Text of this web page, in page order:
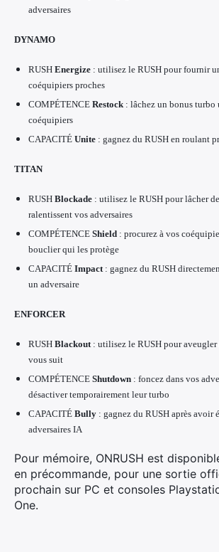
adversaires
DYNAMO
RUSH Energize : utilisez le RUSH pour fournir
coéquipiers proches
COMPÉTENCE Restock : lâchez un bonus
coéquipiers
CAPACITÉ Unite : gagnez du RUSH en roulant
TITAN
RUSH Blockade : utilisez le RUSH pour lâcher
ralentissent vos adversaires
COMPÉTENCE Shield : procurez à vos
bouclier qui les protège
CAPACITÉ Impact : gagnez du RUSH
un adversaire
ENFORCER
RUSH Blackout : utilisez le RUSH pour
vous suit
COMPÉTENCE Shutdown : foncez dans vos
désactiver temporairement leur turbo
CAPACITÉ Bully : gagnez du RUSH après avoir
adversaires IA
Pour mémoire, ONRUSH est
en précommande, pour une sortie
prochain sur PC et consoles
One.